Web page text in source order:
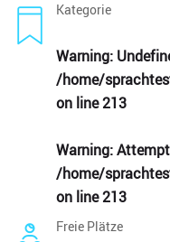
Kategorie
Warning:
/home/
on line213
Warning:
/home/
on line213
Freie Plätze